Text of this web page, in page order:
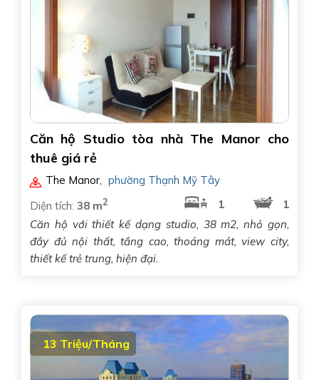
Căn hộ Studio tòa nhà The Manor cho
thuê giá rẻ
The Manor, phường Thạnh Mỹ Tây
Diện tích: 38 m2 1
1
Căn hộ với thiết kế dạng studio, 38 m2, nhỏ gọn,
đầy đủ nội thất, tầng cao, thoáng mát, view city,
thiết kế trẻ trung, hiện đại.
13 Triệu/Tháng